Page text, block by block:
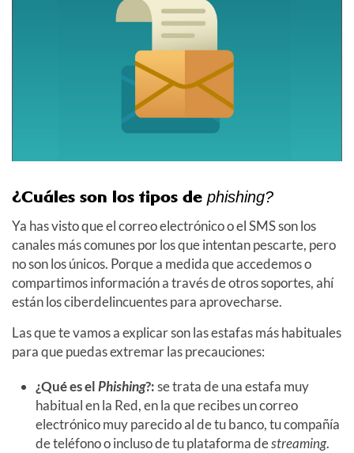
¿Cuáles son los tipos de phishing?
Ya has visto que el correo electrónico o el SMS son los
canales más comunes por los que intentan pescarte, pero
no son los únicos. Porque a medida que accedemos o
compartimos información a través de otros soportes, ahí
están los ciberdelincuentes para aprovecharse.
Las que te vamos a explicar son las estafas más habituales
para que puedas extremar las precauciones:
¿Qué es elPhishing?:se trata de una estafa muy
habitual en la Red, en la que recibes un correo
electrónico muy parecido al de tu banco, tu compañía
de teléfono o incluso de tu plataforma destreaming.